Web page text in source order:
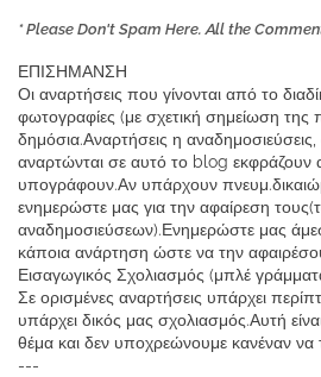
* Please Don't Spam Here. All the
ΕΠΙΣΗΜΑΝΣΗ
Οι αναρτήσεις που γίνονται από το
φωτογραφίες (με σχετική σημείωση της
δημόσια.Αναρτήσεις η
αναρτώνται σε αυτό το blog εκφράζουν
υπογράφουν.Αν υπάρχουν
ενημερώστε μας για την αφαίρεση
αναδημοσιεύσεων).Ενημερώστε μας
κάποια ανάρτηση ώστε να την
Εισαγωγικός Σχολιασμός (μπλέ
Σε ορισμένες αναρτήσεις υπάρχει
υπάρχει δικός μας σχολιασμός.Αυτή
θέμα και δεν υποχρεώνουμε κανέναν να
---